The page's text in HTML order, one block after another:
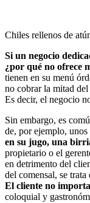
Chiles rellenos de
Si un negocio
¿por qué no ofrece
tienen en su menú
no cobrar la mitad
Es decir, el negocio
Sin embargo, es
de, por ejemplo, unos
en su jugo, una
propietario o el
en detrimento del
del comensal, se
El cliente no
coloquial y